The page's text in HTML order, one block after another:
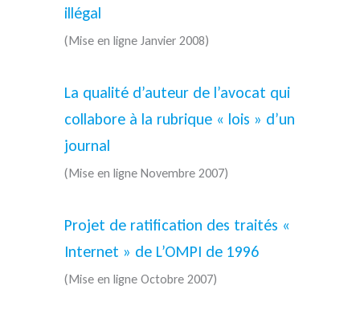
illégal
(Mise en ligne Janvier 2008)
La qualité d’auteur de l’avocat qui
collabore à la rubrique « lois » d’un
journal
(Mise en ligne Novembre 2007)
Projet de ratification des traités «
Internet » de L’OMPI de 1996
(Mise en ligne Octobre 2007)